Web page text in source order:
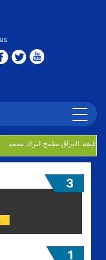
بوحليقه: البراق يطمح لترك بصمة
3
1